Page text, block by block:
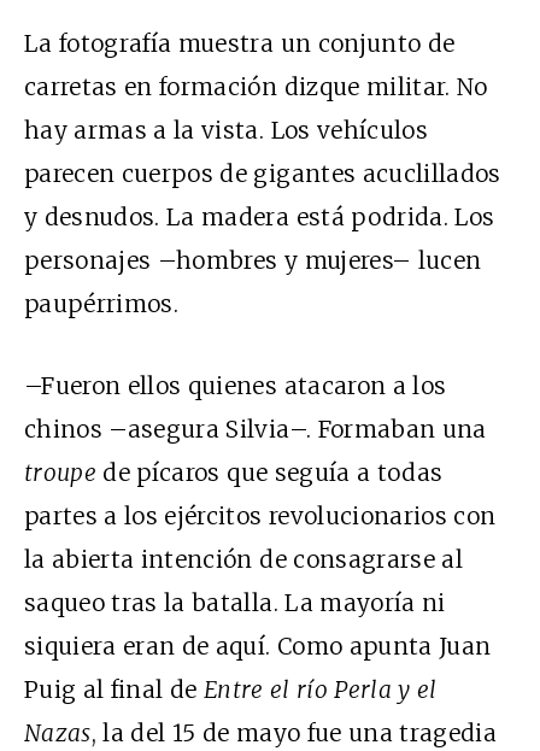
La fotografía muestra un conjunto de
carretas en formación dizque militar. No
hay armas a la vista. Los vehículos
parecen cuerpos de gigantes acuclillados
y desnudos. La madera está podrida. Los
personajes –hombres y mujeres– lucen
paupérrimos.
–Fueron ellos quienes atacaron a los
chinos –asegura Silvia–. Formaban una
troupe de pícaros que seguía a todas
partes a los ejércitos revolucionarios con
la abierta intención de consagrarse al
saqueo tras la batalla. La mayoría ni
siquiera eran de aquí. Como apunta Juan
Puig al final de Entre el río Perla y el
Nazas, la del 15 de mayo fue una tragedia